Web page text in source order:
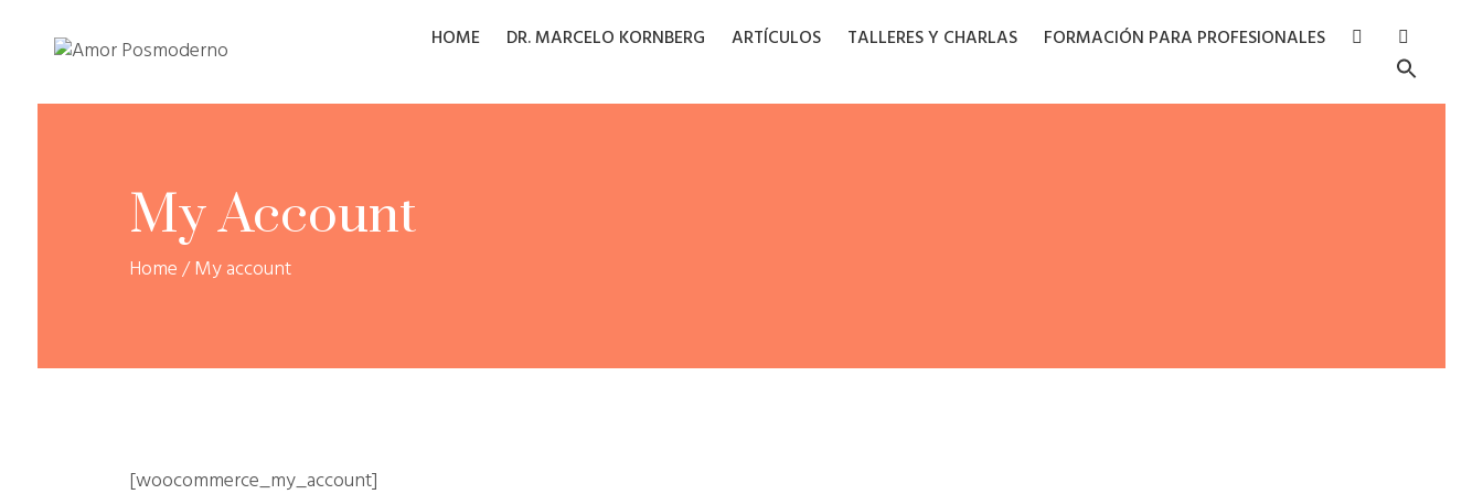
HOME DR. MARCELO KORNBERG ARTÍCULOS TALLERES Y CHARLAS FORMACIÓN PARA PROFESIONALES
Search
My Account
Home/My account
[woocommerce_my_account]